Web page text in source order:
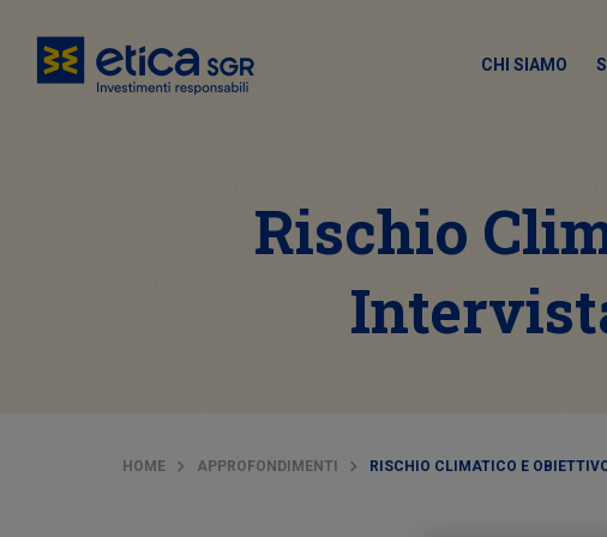
CHI SIAMO
Rischio
HOME APPROFONDIMENTI RISCHIO CLIMATICO E